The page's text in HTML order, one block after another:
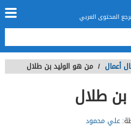
المحتوى العربي
أعمال / من هو الوليد بن طلال
طلال
علي محمود